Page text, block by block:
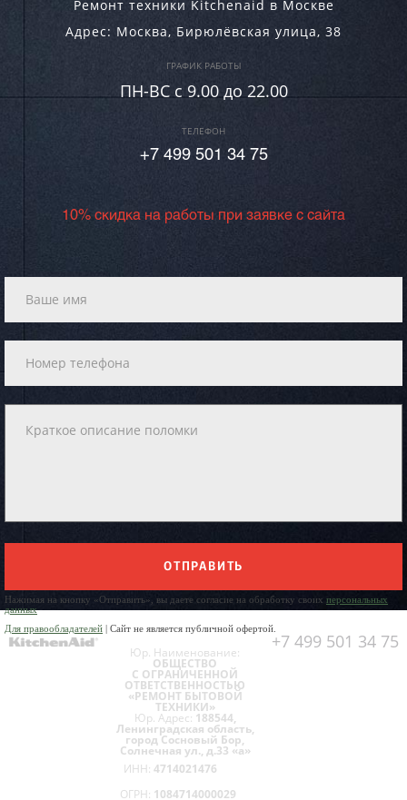
Ремонт техники Kitchenaid в Москве
Адрес: Москва, Бирюлёвская улица, 38
ГРАФИК РАБОТЫ
ПН-ВC c 9.00 до 22.00
ТЕЛЕФОН
+7 499 501 34 75
10% скидка на работы при заявке с сайта
ОТПРАВИТЬ
Нажимая на кнопку «Отправить», вы даете согласие на обработку своих персональных
данных
Для правообладателей | Сайт не является публичной офертой.
+7 499 501 34 75
Юр. Наименование:
ОБЩЕСТВО
С ОГРАНИЧЕННОЙ
ОТВЕТСТВЕННОСТЬЮ
«РЕМОНТ БЫТОВОЙ
ТЕХНИКИ»
Юр. Адрес: 188544,
Ленинградская область,
город Сосновый Бор,
Солнечная ул., д.33 «а»
ИНН: 4714021476
ОГРН: 1084714000029